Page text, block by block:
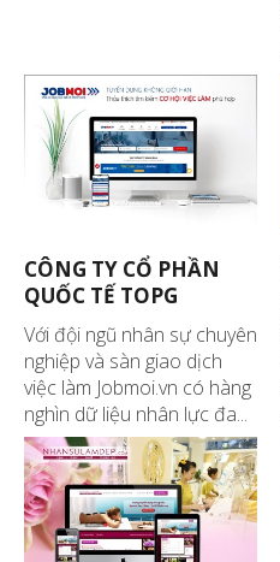
CÔNG TY CỔ PHẦN
QUỐC TẾ TOPG
Với đội ngũ nhân sự chuyên
nghiệp và sàn giao dịch
việc làm Jobmoi.vn có hàng
nghìn dữ liệu nhân lực đa...